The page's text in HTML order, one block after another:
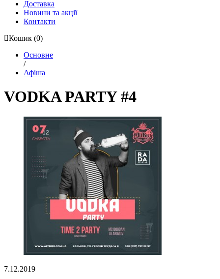
Доставка
Новини та акції
Контакти
Кошик (0)
Основне
/
Афіша
VODKA PARTY #4
7.12.2019